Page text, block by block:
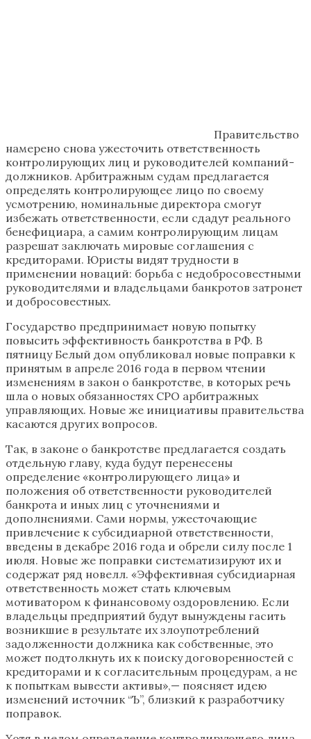
Правительство
намерено снова ужесточить ответственность
контролирующих лиц и руководителей компаний-
должников. Арбитражным судам предлагается
определять контролирующее лицо по своему
усмотрению, номинальные директора смогут
избежать ответственности, если сдадут реального
бенефициара, а самим контролирующим лицам
разрешат заключать мировые соглашения с
кредиторами. Юристы видят трудности в
применении новаций: борьба с недобросовестными
руководителями и владельцами банкротов затронет
и добросовестных.
Государство предпринимает новую попытку
повысить эффективность банкротства в РФ. В
пятницу Белый дом опубликовал новые поправки к
принятым в апреле 2016 года в первом чтении
изменениям в закон о банкротстве, в которых речь
шла о новых обязанностях СРО арбитражных
управляющих. Новые же инициативы правительства
касаются других вопросов.
Так, в законе о банкротстве предлагается создать
отдельную главу, куда будут перенесены
определение «контролирующего лица» и
положения об ответственности руководителей
банкрота и иных лиц с уточнениями и
дополнениями. Сами нормы, ужесточающие
привлечение к субсидиарной ответственности,
введены в декабре 2016 года и обрели силу после 1
июля. Новые же поправки систематизируют их и
содержат ряд новелл. «Эффективная субсидиарная
ответственность может стать ключевым
мотиватором к финансовому оздоровлению. Если
владельцы предприятий будут вынуждены гасить
возникшие в результате их злоупотреблений
задолженности должника как собственные, это
может подтолкнуть их к поиску договоренностей с
кредиторами и к согласительным процедурам, а не
к попыткам вывести активы»,— поясняет идею
изменений источник “Ъ”, близкий к разработчику
поправок.